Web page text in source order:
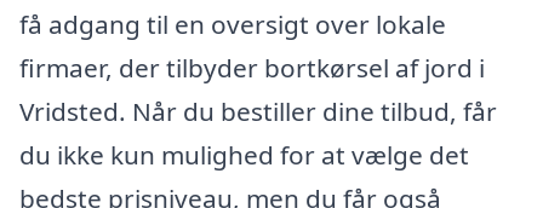
få adgang til en oversigt over lokale
firmaer, der tilbyder bortkørsel af jord i
Vridsted. Når du bestiller dine tilbud, får
du ikke kun mulighed for at vælge det
bedste prisniveau, men du får også